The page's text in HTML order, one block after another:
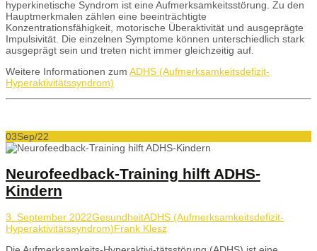
hyperkinetische Syndrom ist eine Aufmerksamkeitsstörung. Zu den
Hauptmerkmalen zählen eine beeinträchtigte
Konzentrationsfähigkeit, motorische Überaktivität und ausgeprägte
Impulsivität. Die einzelnen Symptome können unterschiedlich stark
ausgeprägt sein und treten nicht immer gleichzeitig auf.
Weitere Informationen zum ADHS (Aufmerksamkeitsdefizit-
Hyperaktivitätssyndrom)
03Sep/22
Neurofeedback-Training hilft ADHS-
Kindern
3. September 2022GesundheitADHS (Aufmerksamkeitsdefizit-
Hyperaktivitätssyndrom)Frank Klesz